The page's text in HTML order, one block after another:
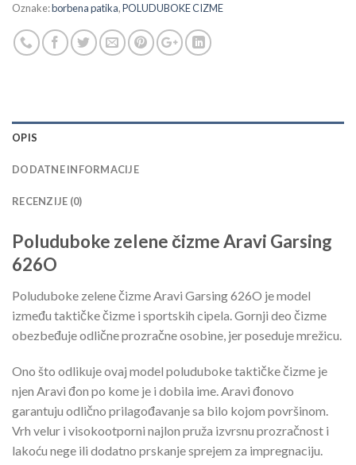
Oznake:borbena patika,POLUDUBOKE CIZME
OPIS
DODATNE INFORMACIJE
RECENZIJE (0)
Poluduboke zelene čizme Aravi Garsing
626O
Poluduboke zelene čizme Aravi Garsing 626O je model
između taktičke čizme i sportskih cipela. Gornji deo čizme
obezbeđuje odlične prozračne osobine, jer poseduje mrežicu.
Ono što odlikuje ovaj model poluduboke taktičke čizme je
njen Aravi đon po kome je i dobila ime. Aravi đonovo
garantuju odlično prilagođavanje sa bilo kojom površinom.
Vrh velur i visokootporni najlon pruža izvrsnu prozračnost i
lakoću nege ili dodatno prskanje sprejem za impregnaciju.